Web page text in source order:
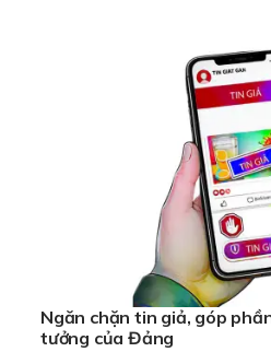
Ngăn chặn tin giả, góp
tưởng của Đảng